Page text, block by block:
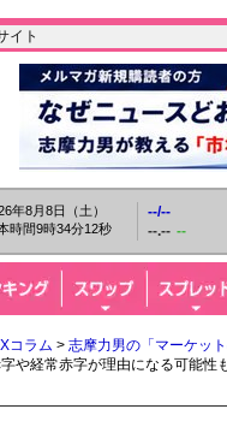
イト
年8月8日（土）
時間9時34分13秒
--/--
--.-- --
コラム > 志摩力男の「マーケッ
や経常赤字が理由になる可能性